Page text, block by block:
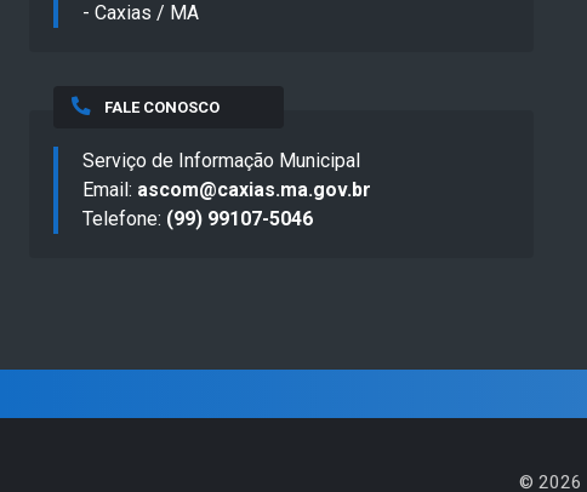
- Caxias / MA
FALE CONOSCO
Serviço de Informação Municipal
Email: ascom@caxias.ma.gov.br
Telefone: (99) 99107-5046
© 2026